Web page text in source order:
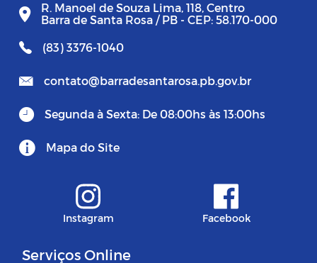
R. Manoel de Souza Lima, 118, Centro
Barra de Santa Rosa / PB - CEP: 58.170-000
(83) 3376-1040
contato@barradesantarosa.pb.gov.br
Segunda à Sexta: De 08:00hs às 13:00hs
Mapa do Site
Instagram Facebook
Serviços Online